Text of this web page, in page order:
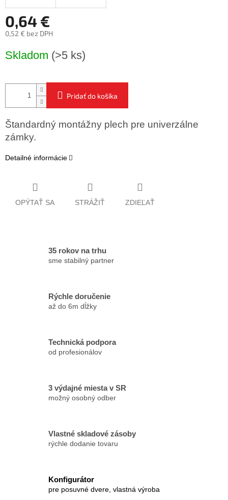
0,64 €
0,52 € bez DPH
cena:
Skladom (>5 ks)
Pridať do košíka
Štandardný montážny plech pre univerzálne
zámky.
Detailné informácie
OPÝTAŤ SA STRÁŽIŤ ZDIEĽAŤ
35 rokov na trhu
sme stabilný partner
Rýchle doručenie
až do 6m dĺžky
Technická podpora
od profesionálov
3 výdajné miesta v SR
možný osobný odber
Vlastné skladové zásoby
rýchle dodanie tovaru
Konfigurátor
pre posuvné dvere, vlastná výroba